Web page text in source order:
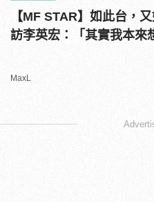
【MF STAR】如此台，
訪李英宏：「其實我本來
MaxL